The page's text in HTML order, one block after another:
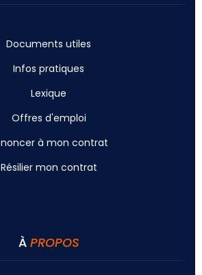
Documents utiles
Infos pratiques
Lexique
Offres d'emploi
à mon contrat
Résilier mon contrat
À PROPOS